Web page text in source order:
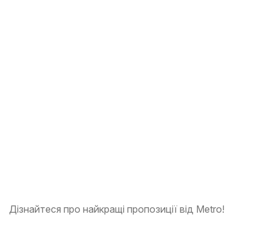
Дізнайтеся про найкращі пропозиції від Metro!